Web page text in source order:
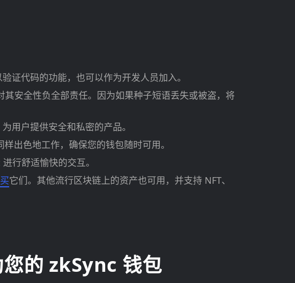
证代码的功能，也可以作为开发人员加入。
安全性负全部责任。因为如果种子短语丢失或被盗，将
用户提供安全和私密的产品。
出色地工作，确保您的钱包随时可用。
行舒适愉快的交互。
它们。其他流行区块链上的资产也可用，并支持 NFT、
的 zkSync 钱包